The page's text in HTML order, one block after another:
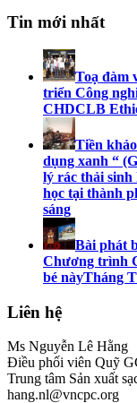
Tin mới nhất
Toạ đàm
triển Công
CHDCLB
Tiền
dụng xanh “
lý rác thải sinh
học tại thành
sáng
Bài phát
Chương trình
bé nàyTháng
Liên hệ
Ms Nguyễn Lê Hằng
Điều phối viên Quỹ
Trung tâm Sản xuất
hang.nl@vncpc.org